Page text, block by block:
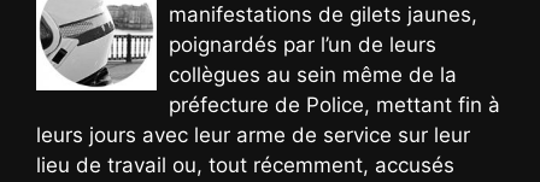
manifestations de gilets jaunes,
poignardés par l’un de leurs
collègues au sein même de la
préfecture de Police, mettant fin à
leurs jours avec leur arme de service sur leur
lieu de travail ou, tout récemment, accusés